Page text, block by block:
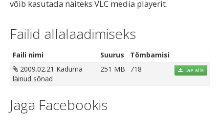
võib kasutada näiteks VLC media playerit.
Failid allalaadimiseks
Faili nimi Suurus
Tõmbamisi
2009.02.21 Kaduma
läinud sõnad
251 MB 718 Lae alla
Jaga Facebookis